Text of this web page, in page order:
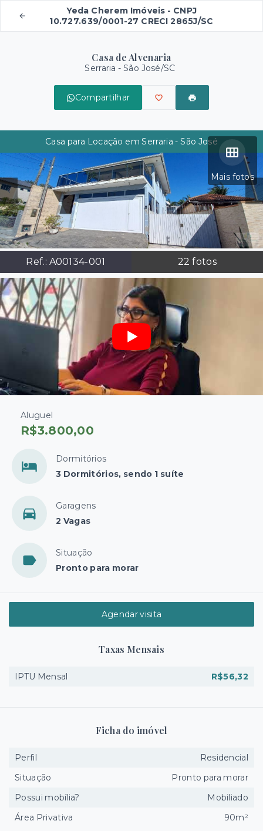
Yeda Cherem Imóveis - CNPJ
10.727.639/0001-27 CRECI 2865J/SC
Casa de Alvenaria
Serraria - São José/SC
Compartilhar
Mais fotos
Ref.: A00134-001 22 fotos
Casa para Locação em Serraria - São José
Aluguel
R$3.800,00
Dormitórios
3 Dormitórios, sendo 1 suíte
Garagens
2 Vagas
Situação
Pronto para morar
Agendar visita
Taxas Mensais
IPTU Mensal R$56,32
Ficha do imóvel
Perfil
Residencial
Situação
Pronto para morar
Possui mobília?
Mobiliado
Área Privativa
90m²